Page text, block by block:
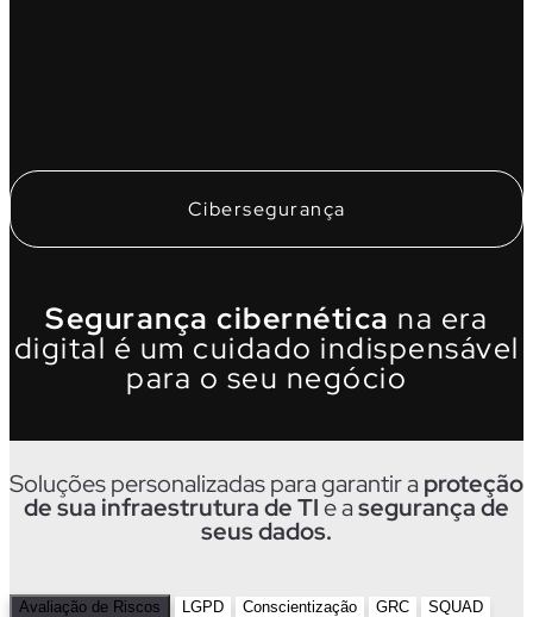
Cibersegurança
Segurança cibernética na era
digital é um cuidado indispensável
para o seu negócio
Soluções personalizadas para garantir a proteção
de sua infraestrutura de TIe asegurança de
seus dados.
Avaliação de Riscos LGPD Conscientização GRC SQUAD
Reduza